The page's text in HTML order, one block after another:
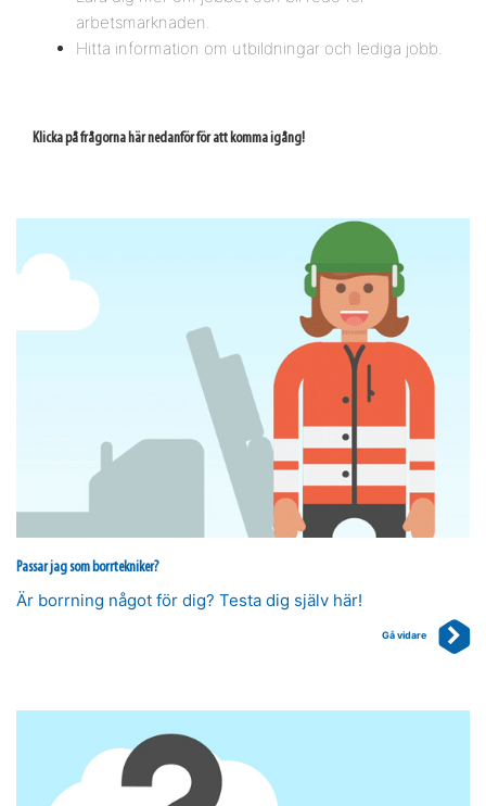
arbetsmarknaden.
Hitta information om utbildningar och lediga jobb.
Klicka på frågorna här nedanför för att komma igång!
Passar jag som borrtekniker?
Är borrning något för dig? Testa dig själv här!
Gå vidare